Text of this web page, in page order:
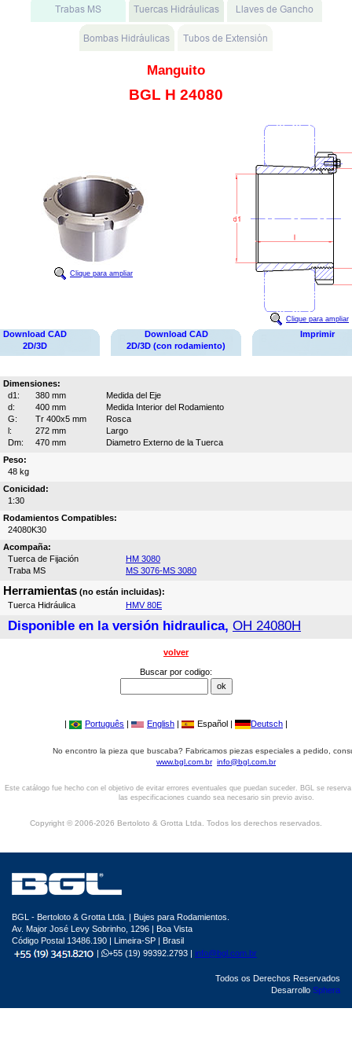
Manguito
BGL H 24080
Clique para ampliar
Clique para ampliar
Download CAD
2D/3D
Download CAD
2D/3D (con rodamiento)
Imprimir
Dimensiones:
d1:
380 mm
Medida del Eje
d:
400 mm
Medida Interior del Rodamiento
G:
Tr 400x5 mm
Rosca
l:
272 mm
Largo
Dm:
470 mm
Diametro Externo de la Tuerca
Peso:
48 kg
Conicidad:
1:30
Rodamientos Compatibles:
24080K30
Acompaña:
Tuerca de Fijación
HM 3080
Traba MS
MS 3076-MS 3080
Herramientas (no están incluidas):
Tuerca Hidráulica
HMV 80E
Disponible en la versión hidraulica, OH 24080H
volver
Buscar por codigo:
| Português | English | Español | Deutsch |
No encontro la pieza que buscaba? Fabricamos piezas especiales a pedido,
www.bgl.com.br info@bgl.com.br
Este catálogo fue hecho con el objetivo de evitar errores eventuales que puedan suceder. BGL se
las especificaciones cuando sea necesario sin previo aviso.
Copyright © 2006-2026 Bertoloto & Grotta Ltda. Todos los derechos reservados.
BGL - Bertoloto & Grotta Ltda. | Bujes para Rodamientos.
Av. Major José Levy Sobrinho, 1296 | Boa Vista
Código Postal 13486.190 | Limeira-SP | Brasil
|
+55 (19) 99392.2793 | info@bgl.com.br
Todos os Derechos Reservados
Desarrollo Sphera